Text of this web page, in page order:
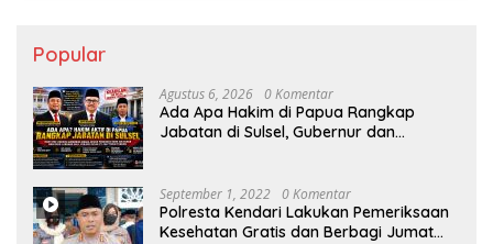
Popular
Agustus 6, 2026 0 Komentar
Ada Apa Hakim di Papua Rangkap
Jabatan di Sulsel, Gubernur dan
September 1, 2022 0 Komentar
Polresta Kendari Lakukan Pemeriksaan
Kesehatan Gratis dan Berbagi Jumat